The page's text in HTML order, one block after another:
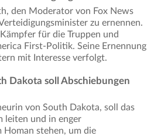
den Moderator von Fox News
zu ernennen.
für die Truppen und
First-Politik. Seine Ernennung
mit Interesse verfolgt.
Dakota soll Abschiebungen
von South Dakota, soll das
leiten und in enger
Homan stehen, um die